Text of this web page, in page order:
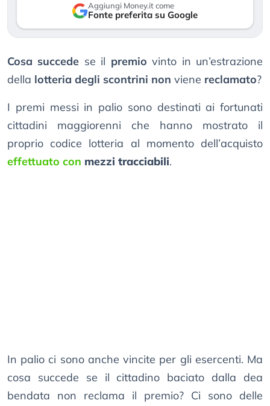
Aggiungi Money.it come
Fonte preferita su Google
Cosa succede se il premio vinto in un’estrazione
della lotteria degli scontrini non viene reclamato?
I premi messi in palio sono destinati ai fortunati
cittadini maggiorenni che hanno mostrato il
proprio codice lotteria al momento dell’acquisto
effettuato con mezzi tracciabili.
In palio ci sono anche vincite per gli esercenti. Ma
cosa succede se il cittadino baciato dalla dea
bendata non reclama il premio? Ci sono delle